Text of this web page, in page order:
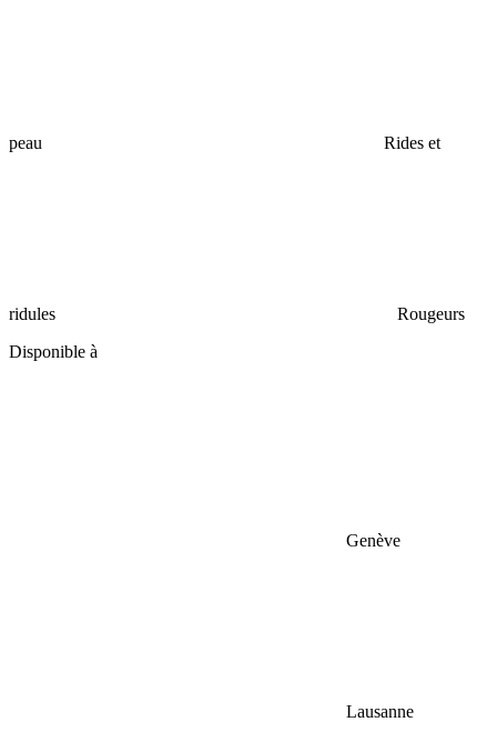
peau Rides et
ridules
Rougeurs
Disponible à
Genève
Lausanne